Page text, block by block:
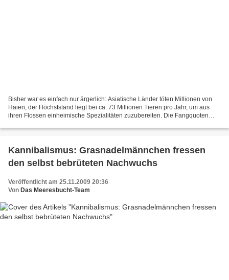
Bisher war es einfach nur ärgerlich: Asiatische Länder töten Millionen von
Haien, der Höchststand liegt bei ca. 73 Millionen Tieren pro Jahr, um aus
ihren Flossen einheimische Spezialitäten zuzubereiten. Die Fangquoten
Kannibalismus: Grasnadelmännchen fressen
den selbst bebrüteten Nachwuchs
Veröffentlicht am 25.11.2009 20:36
Von Das Meeresbucht-Team